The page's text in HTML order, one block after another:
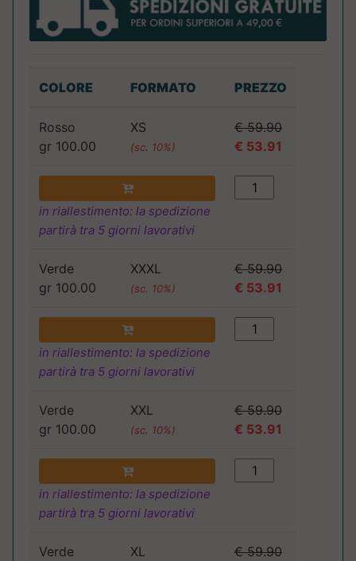
COLORE FORMATO PREZZO
Rosso
gr 100.00
XS
(sc. 10%)
€ 59.90
€ 53.91
in riallestimento: la spedizione
partirà tra 5 giorni lavorativi
Verde
gr 100.00
XXXL
(sc. 10%)
€ 59.90
€ 53.91
in riallestimento: la spedizione
partirà tra 5 giorni lavorativi
Verde
gr 100.00
XXL
(sc. 10%)
€ 59.90
€ 53.91
in riallestimento: la spedizione
partirà tra 5 giorni lavorativi
Verde
XL
€ 59.90